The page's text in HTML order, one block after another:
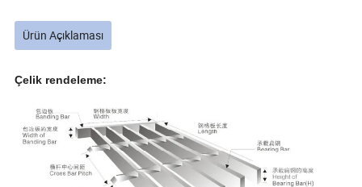
Ürün Açıklaması
Çelik rendeleme: